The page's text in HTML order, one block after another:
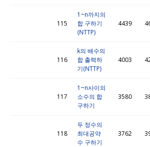
115
1~n까지의
합 구하기
(NTTP)
4439
116
k의 배수의
합 출력하
기(NTTP)
4003
117
1~n사이의
소수의 합
구하기
3580
118
두 정수의
최대공약
수 구하기
3762